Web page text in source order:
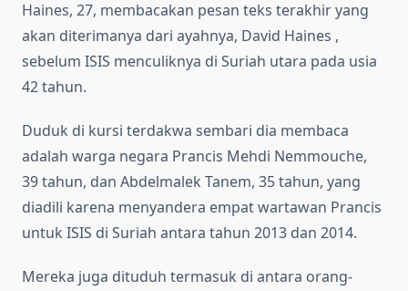
Haines, 27, membacakan pesan teks terakhir yang
akan diterimanya dari ayahnya, David Haines ,
sebelum ISIS menculiknya di Suriah utara pada usia
42 tahun.
Duduk di kursi terdakwa sembari dia membaca
adalah warga negara Prancis Mehdi Nemmouche,
39 tahun, dan Abdelmalek Tanem, 35 tahun, yang
diadili karena menyandera empat wartawan Prancis
untuk ISIS di Suriah antara tahun 2013 dan 2014.
Mereka juga dituduh termasuk di antara orang-